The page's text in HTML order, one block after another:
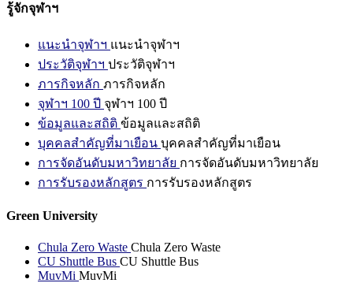
รู้จักจุฬาฯ
แนะนำจุฬาฯ แนะนำจุฬาฯ
ประวัติจุฬาฯ ประวัติจุฬาฯ
ภารกิจหลัก ภารกิจหลัก
จุฬาฯ 100 ปี จุฬาฯ 100 ปี
ข้อมูลและสถิติ ข้อมูลและสถิติ
บุคคลสำคัญที่มาเยือน บุคคลสำคัญที่มาเยือน
การจัดอันดับมหาวิทยาลัย การจัดอันดับมหาวิทยาลัย
การรับรองหลักสูตร การรับรองหลักสูตร
Green University
Chula Zero Waste Chula Zero Waste
CU Shuttle Bus CU Shuttle Bus
MuvMi MuvMi